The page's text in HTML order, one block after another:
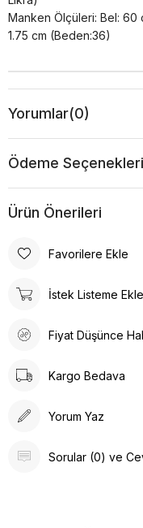
Manken Ölçüleri: Bel: 60
1.75 cm (Beden:36)
Yorumlar(0)
Ödeme Seçenekleri
Ürün Önerileri
Favorilere Ekle
İstek Listeme Ekle
Fiyat Düşünce
Kargo Bedava
Yorum Yaz
Sorular (0) ve